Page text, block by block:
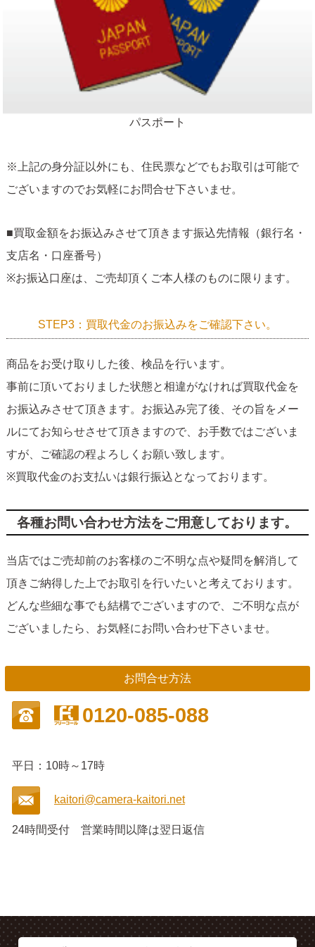
パスポート
※上記の身分証以外にも、住民票などでもお取引は可能で
ございますのでお気軽にお問合せ下さいませ。
■買取金額をお振込みさせて頂きます振込先情報（銀行名・
支店名・口座番号）
※お振込口座は、ご売却頂くご本人様のものに限ります。
STEP3：買取代金のお振込みをご確認下さい。
商品をお受け取りした後、検品を行います。
事前に頂いておりました状態と相違がなければ買取代金を
お振込みさせて頂きます。お振込み完了後、その旨をメー
ルにてお知らせさせて頂きますので、お手数ではございま
すが、ご確認の程よろしくお願い致します。
※買取代金のお支払いは銀行振込となっております。
各種お問い合わせ方法をご用意しております。
当店ではご売却前のお客様のご不明な点や疑問を解消して
頂きご納得した上でお取引を行いたいと考えております。
どんな些細な事でも結構でございますので、ご不明な点が
ございましたら、お気軽にお問い合わせ下さいませ。
お問合せ方法
0120-085-088
平日：10時～17時
kaitori@camera-kaitori.net
24時間受付 営業時間以降は翌日返信